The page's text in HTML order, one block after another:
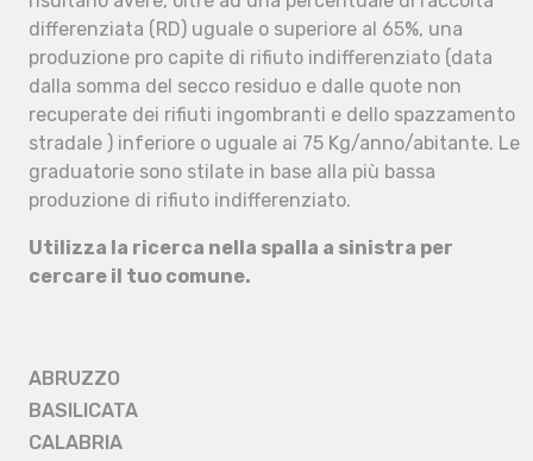
differenziata (RD) uguale o superiore al 65%, una
produzione pro capite di rifiuto indifferenziato (data
dalla somma del secco residuo e dalle quote non
recuperate dei rifiuti ingombranti e dello spazzamento
stradale ) inferiore o uguale ai 75 Kg/anno/abitante. Le
graduatorie sono stilate in base alla più bassa
produzione di rifiuto indifferenziato.
Utilizza la ricerca nella spalla a sinistra per
cercare il tuo comune.
ABRUZZO
BASILICATA
CALABRIA